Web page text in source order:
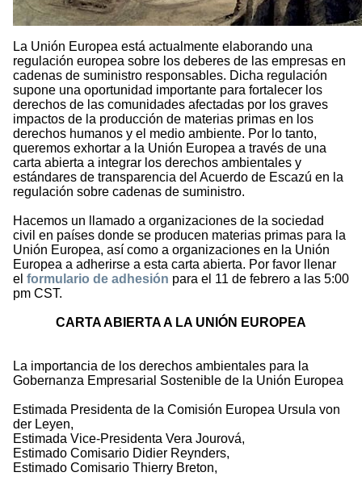
La Unión Europea está actualmente elaborando una
regulación europea sobre los deberes de las empresas en
cadenas de suministro responsables. Dicha regulación
supone una oportunidad importante para fortalecer los
derechos de las comunidades afectadas por los graves
impactos de la producción de materias primas en los
derechos humanos y el medio ambiente. Por lo tanto,
queremos exhortar a la Unión Europea a través de una
carta abierta a integrar los derechos ambientales y
estándares de transparencia del Acuerdo de Escazú en la
regulación sobre cadenas de suministro.
Hacemos un llamado a organizaciones de la sociedad
civil en países donde se producen materias primas para la
Unión Europea, así como a organizaciones en la Unión
Europea a adherirse a esta carta abierta. Por favor llenar
el formulario de adhesión para el 11 de febrero a las 5:00
pm CST.
CARTA ABIERTA A LA UNIÓN EUROPEA
La importancia de los derechos ambientales para la
Gobernanza Empresarial Sostenible de la Unión Europea
Estimada Presidenta de la Comisión Europea Ursula von
der Leyen,
Estimada Vice-Presidenta Vera Jourová,
Estimado Comisario Didier Reynders,
Estimado Comisario Thierry Breton,